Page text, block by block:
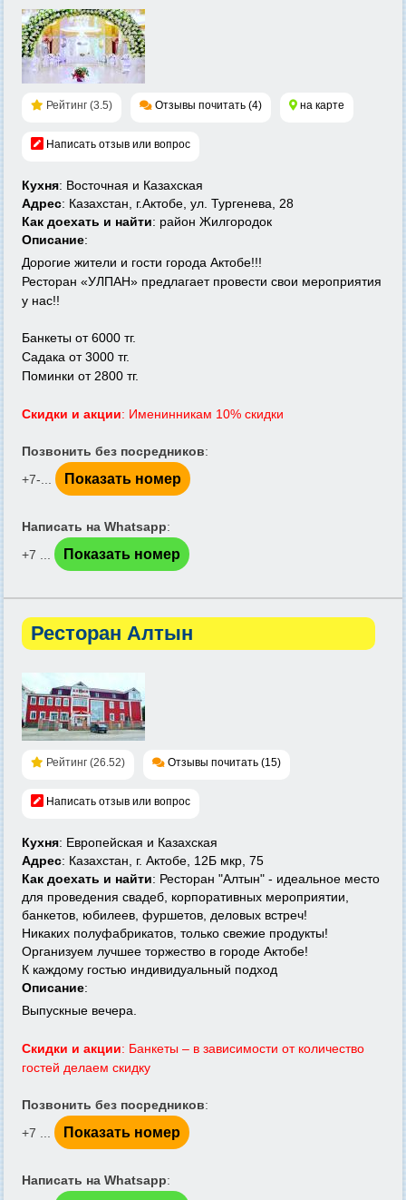
Рейтинг (3.5) Отзывы почитать (4) на карте
Написать отзыв или вопрос
Кухня: Восточная и Казахская
Адрес: Казахстан, г.Актобе, ул. Тургенева, 28
Как доехать и найти: район Жилгородок
Описание:
Дорогие жители и гости города Актобе!!!
Ресторан «УЛПАН» предлагает провести свои мероприятия
у нас!!
Банкеты от 6000 тг.
Садака от 3000 тг.
Поминки от 2800 тг.
Скидки и акции: Именинникам 10% скидки
Позвонить без посредников:
+7-...
Показать номер
Написать на Whatsapp:
+7 ...
Показать номер
Ресторан Алтын
Рейтинг (26.52) Отзывы почитать (15)
Написать отзыв или вопрос
Кухня: Европейская и Казахская
Адрес: Казахстан, г. Актобе, 12Б мкр, 75
Как доехать и найти: Ресторан "Алтын" - идеальное место
для проведения свадеб, корпоративных мероприятии,
банкетов, юбилеев, фуршетов, деловых встреч!
Никаких полуфабрикатов, только свежие продукты!
Организуем лучшее торжество в городе Актобе!
К каждому гостью индивидуальный подход
Описание:
Выпускные вечера.
Скидки и акции: Банкеты – в зависимости от количество
гостей делаем скидку
Позвонить без посредников:
+7 ...
Показать номер
Написать на Whatsapp: